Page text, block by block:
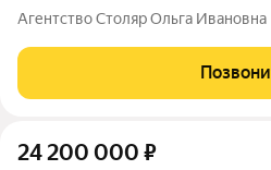
района , на улице Свеаборгская
Пешая доступность до станции
Электросила . Транспортная
Агентство Столяр Ольга Ивановна
24 200 000 ₽